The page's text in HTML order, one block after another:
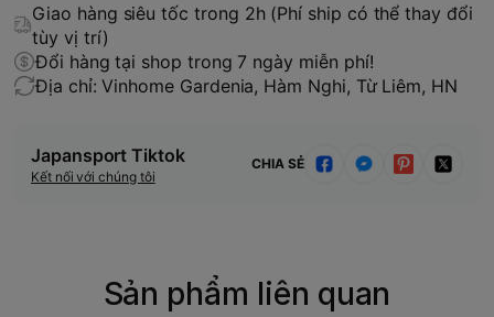
Giao hàng siêu tốc trong 2h (Phí ship có thể thay đổi
tùy vị trí)
Đổi hàng tại shop trong 7 ngày miễn phí!
Địa chỉ: Vinhome Gardenia, Hàm Nghi, Từ Liêm, HN
Japansport Tiktok
Kết nối với chúng tôi
CHIA SẺ
Sản phẩm liên quan